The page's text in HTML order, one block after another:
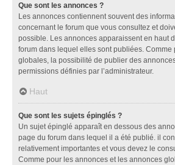
Que sont les annonces ?
Les annonces contiennent souvent des
concernant le forum que vous consultez et
possible. Les annonces apparaissent en haut
forum dans lequel elles sont publiées. Comme
globales, la possibilité de publier des
permissions définies par l’administrateur.
Haut
Que sont les sujets épinglés ?
Un sujet épinglé apparaît en dessous des
page du forum dans lequel il a été publié. il
relativement importantes et vous devez le
Comme pour les annonces et les annonces